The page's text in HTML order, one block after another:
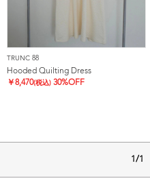
TRUNC 88
Hooded Quilting Dress
￥8,470(税込) 30%OFF
1/1